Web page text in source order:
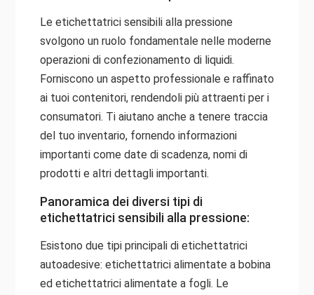
Le etichettatrici sensibili alla pressione
svolgono un ruolo fondamentale nelle moderne
operazioni di confezionamento di liquidi.
Forniscono un aspetto professionale e raffinato
ai tuoi contenitori, rendendoli più attraenti per i
consumatori. Ti aiutano anche a tenere traccia
del tuo inventario, fornendo informazioni
importanti come date di scadenza, nomi di
prodotti e altri dettagli importanti.
Panoramica dei diversi tipi di
etichettatrici sensibili alla pressione:
Esistono due tipi principali di etichettatrici
autoadesive: etichettatrici alimentate a bobina
ed etichettatrici alimentate a fogli. Le